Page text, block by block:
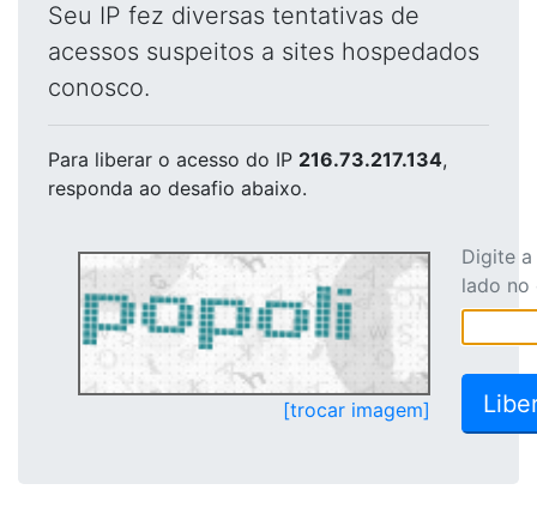
Seu IP fez diversas tentativas de
acessos suspeitos a sites hospedados
conosco.
Para liberar o acesso do IP 216.73.217.134,
responda ao desafio abaixo.
[trocar imagem]
Digite
lado no